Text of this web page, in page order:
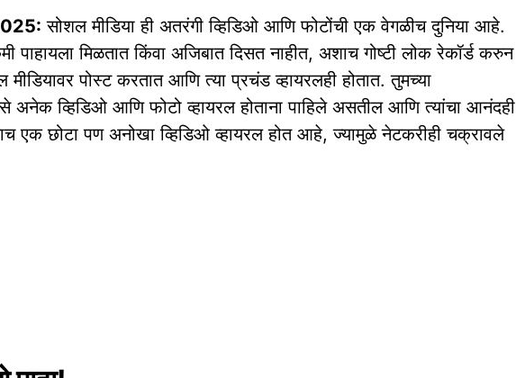
सोशल मीडिया ही अतरंगी व्हिडिओ आणि फोटोंची एक वेगळीच दुनिया आहे.
मिळतात किंवा अजिबात दिसत नाहीत, अशाच गोष्टी लोक रेकॉर्ड करुन
पोस्ट करतात आणि त्या प्रचंड व्हायरलही होतात. तुमच्या
अनेक व्हिडिओ आणि फोटो व्हायरल होताना पाहिले असतील आणि त्यांचा आनंदही
छोटा पण अनोखा व्हिडिओ व्हायरल होत आहे, ज्यामुळे नेटकरीही चक्रावले